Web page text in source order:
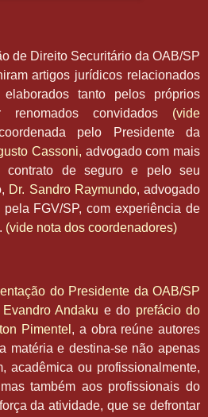
de Direito Securitário da OAB/SP
artigos jurídicos relacionados
tanto pelos próprios
renomados convidados (vide
pelo Presidente da
Cassoni, advogado com mais
contrato de seguro e pelo seu
Dr. Sandro Raymundo, advogado
FGV/SP, com experiência de
(vide nota dos coordenadores)
do Presidente da OAB/SP
Andaku e do prefácio do
Pimentel , a obra reúne autores
matéria e destina-se não apenas
acadêmica ou profissionalmente,
também aos profissionais do
da atividade, que se defrontar